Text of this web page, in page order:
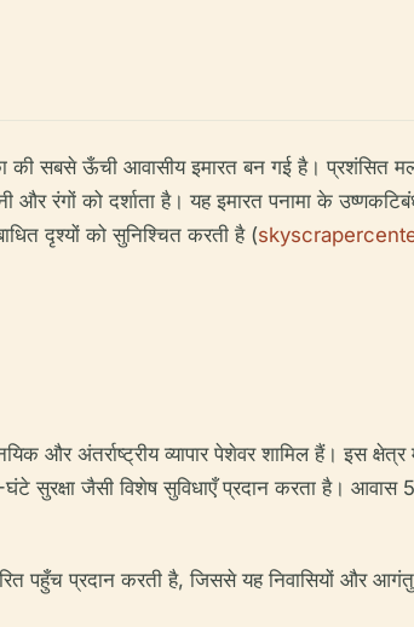
ऊँची आवासीय इमारत बन गई है। प्रशंसित मलोल
रंगों को दर्शाता है। यह इमारत पनामा के
दृश्यों को सुनिश्चित करती है (
और अंतर्राष्ट्रीय व्यापार पेशेवर शामिल हैं। इस
सुरक्षा जैसी विशेष सुविधाएँ प्रदान करता है।
पहुँच प्रदान करती है, जिससे यह निवासियों और